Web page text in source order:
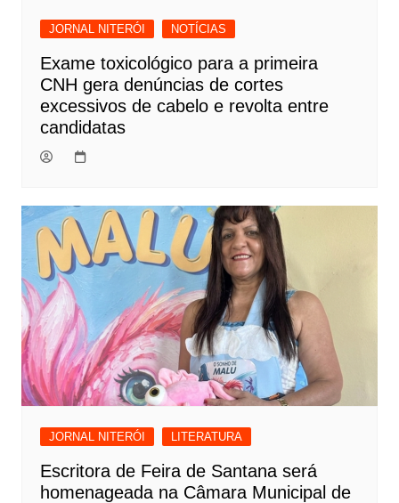
JORNAL NITERÓI NOTÍCIAS
Exame toxicológico para a primeira
CNH gera denúncias de cortes
excessivos de cabelo e revolta entre
candidatas
JORNAL NITERÓI LITERATURA
Escritora de Feira de Santana será
homenageada na Câmara Municipal de